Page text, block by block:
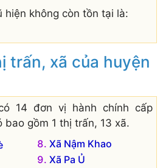
hiện không còn tồn tại là:
trấn, xã của huyện
14 đơn vị hành chính cấp
bao gồm 1 thị trấn, 13 xã.
Xã Nậm Khao
Xã Pa Ủ